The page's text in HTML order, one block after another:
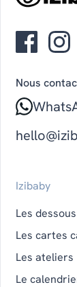
Nous
Izibaby
Les
Les cartes
Les ateliers
Le